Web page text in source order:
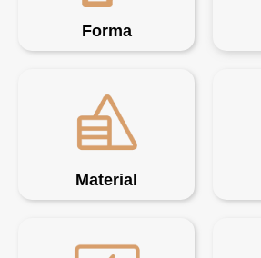
Forma
Material